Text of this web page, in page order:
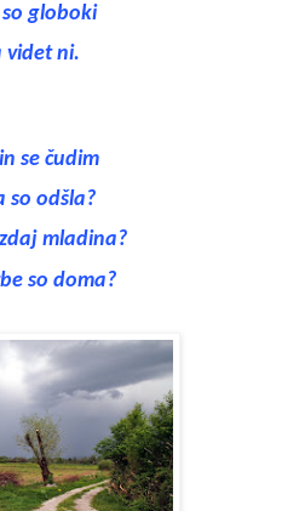
globoki
videt ni.
se čudim
so odšla?
mladina?
so doma?